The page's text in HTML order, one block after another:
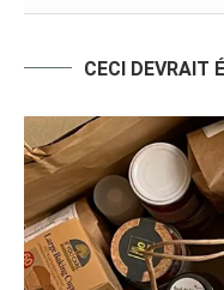
CECI DEVRAIT